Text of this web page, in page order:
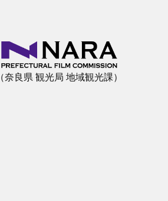
（奈良県 観光局 地域観光課）